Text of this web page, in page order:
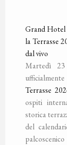
Grand Hotel
la Terrasse
dal vivo
Martedì
Terrasse
ospiti
storica
del